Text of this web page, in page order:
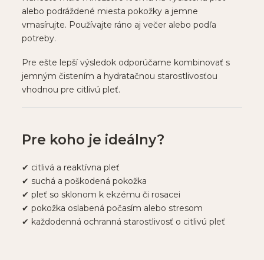
alebo podráždené miesta pokožky a jemne
vmasírujte. Používajte ráno aj večer alebo podľa
potreby.
Pre ešte lepší výsledok odporúčame kombinovať s
jemným čistením a hydratačnou starostlivosťou
vhodnou pre citlivú pleť.
Pre koho je ideálny?
✔ citlivá a reaktívna pleť
✔ suchá a poškodená pokožka
✔ pleť so sklonom k ekzému či rosacei
✔ pokožka oslabená počasím alebo stresom
✔ každodenná ochranná starostlivosť o citlivú pleť